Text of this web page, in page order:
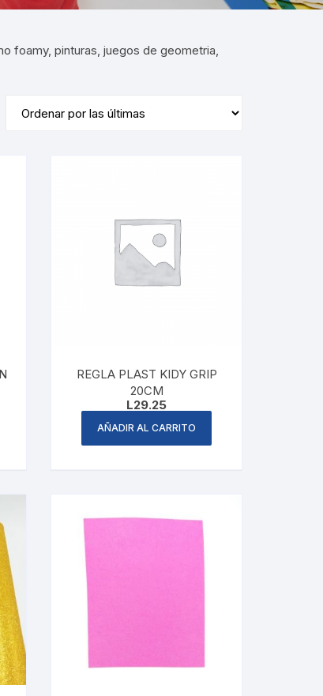
foamy, pinturas, juegos de geometria,
REGLA PLAST KIDY GRIP
20CM
L29.25
AÑADIR AL CARRITO